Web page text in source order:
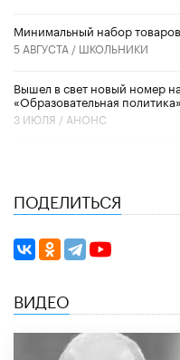
Минимальный набор
5 АВГУСТА / ШКОЛЬНИКИ
Вышел в свет новый номер
«Образовательная
3 ИЮЛЯ / АНОНС
ПОДЕЛИТЬСЯ
ВИДЕО